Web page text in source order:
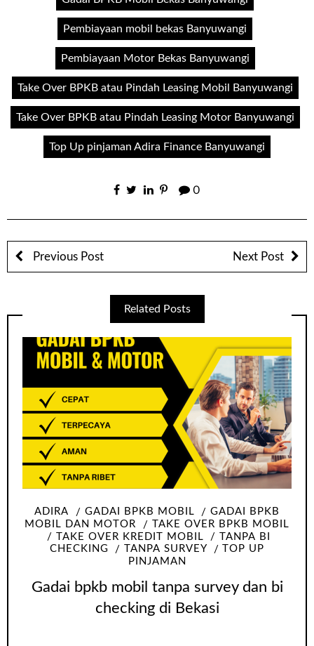
Pembiayaan mobil bekas Banyuwangi
Pembiayaan Motor Bekas Banyuwangi
Take Over BPKB atau Pindah Leasing Mobil Banyuwangi
Take Over BPKB atau Pindah Leasing Motor Banyuwangi
Top Up pinjaman Adira Finance Banyuwangi
0
Previous Post Next Post
Related Posts
ADIRA GADAI BPKB MOBIL
GADAI BPKB
MOBIL DAN MOTOR
TAKE OVER BPKB MOBIL
TAKE OVER KREDIT MOBIL
TANPA BI
CHECKING
TANPA SURVEY
TOP UP
PINJAMAN
Gadai bpkb mobil tanpa survey dan bi
checking di Bekasi